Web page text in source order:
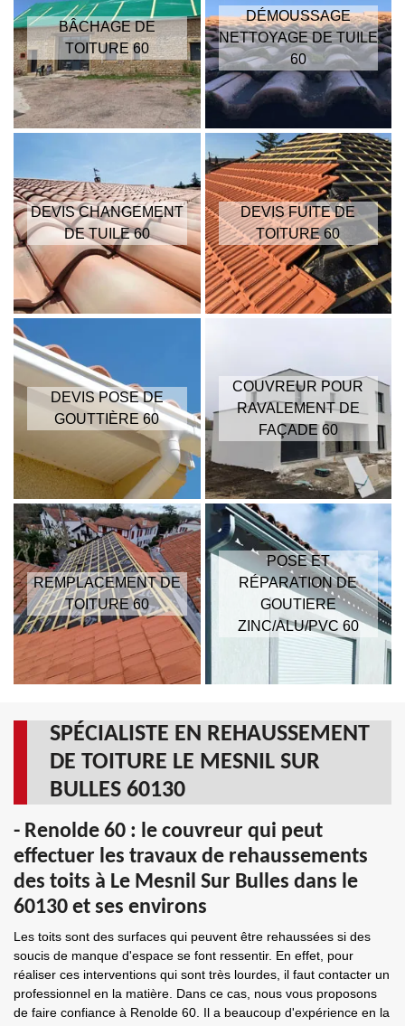
BÂCHAGE DE
TOITURE 60
DÉMOUSSAGE
NETTOYAGE DE TUILE
60
DEVIS CHANGEMENT
DE TUILE 60
DEVIS FUITE DE
TOITURE 60
DEVIS POSE DE
GOUTTIÈRE 60
COUVREUR POUR
RAVALEMENT DE
FAÇADE 60
REMPLACEMENT DE
TOITURE 60
POSE ET
RÉPARATION DE
GOUTIERE
ZINC/ALU/PVC 60
SPÉCIALISTE EN REHAUSSEMENT
DE TOITURE LE MESNIL SUR
BULLES 60130
- Renolde 60 : le couvreur qui peut
effectuer les travaux de rehaussements
des toits à Le Mesnil Sur Bulles dans le
60130 et ses environs
Les toits sont des surfaces qui peuvent être rehaussées si des
soucis de manque d'espace se font ressentir. En effet, pour
réaliser ces interventions qui sont très lourdes, il faut contacter un
professionnel en la matière. Dans ce cas, nous vous proposons
de faire confiance à Renolde 60. Il a beaucoup d'expérience en la